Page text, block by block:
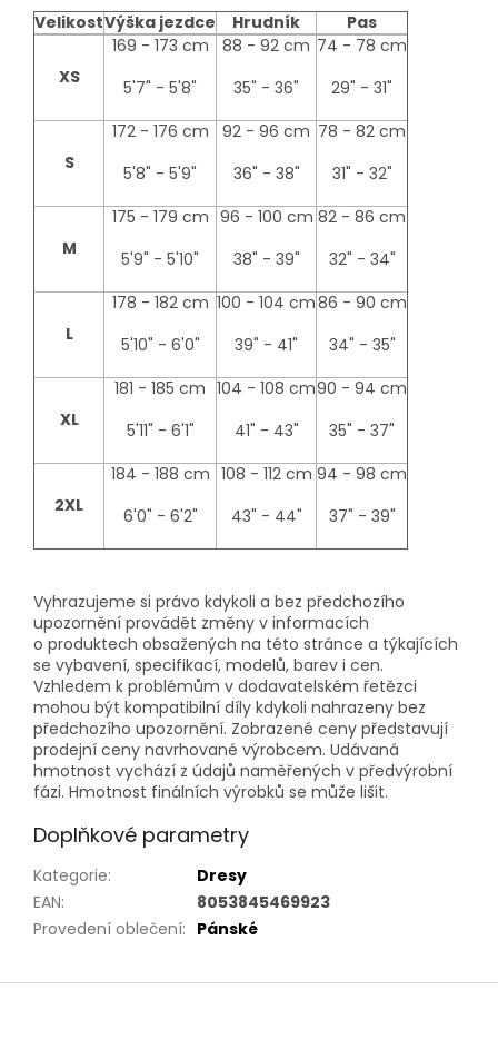
size-
VelikostVýška jezdce Hrudník Pas
XS
169 - 173 cm
5'7" - 5'8"
88 - 92 cm
35" - 36"
74 - 78 cm
29" - 31"
S
172 - 176 cm
5'8" - 5'9"
92 - 96 cm
36" - 38"
78 - 82 cm
31" - 32"
M
175 - 179 cm
5'9" - 5'10"
96 - 100 cm
38" - 39"
82 - 86 cm
32" - 34"
L
178 - 182 cm
5'10" - 6'0"
100 - 104 cm
39" - 41"
86 - 90 cm
34" - 35"
XL
181 - 185 cm
5'11" - 6'1"
104 - 108 cm
41" - 43"
90 - 94 cm
35" - 37"
2XL
184 - 188 cm
6'0" - 6'2"
108 - 112 cm
43" - 44"
94 - 98 cm
37" - 39"
Vyhrazujeme si právo kdykoli a bez předchozího
upozornění provádět změny v informacích
o produktech obsažených na této stránce a týkajících
se vybavení, specifikací, modelů, barev i cen.
Vzhledem k problémům v dodavatelském řetězci
mohou být kompatibilní díly kdykoli nahrazeny bez
předchozího upozornění. Zobrazené ceny představují
prodejní ceny navrhované výrobcem. Udávaná
hmotnost vychází z údajů naměřených v předvýrobní
fázi. Hmotnost finálních výrobků se může lišit.
Doplňkové parametry
Kategorie:
Dresy
EAN:
8053845469923
Provedení oblečení: Pánské
Z